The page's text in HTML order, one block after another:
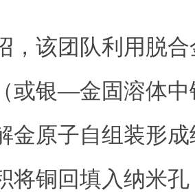
该团队利用脱合
或银—金固溶体中
金原子自组装形
将铜回填入纳米